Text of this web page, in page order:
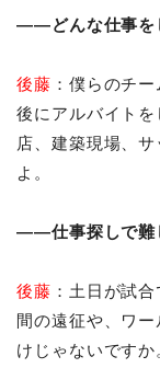
――どんな仕事を
後藤 ：僕らのチ
後にアルバイト
店、建築現場、
よ。
――仕事探しで難
後藤 ：土日が試
間の遠征や、ワ
けじゃないです